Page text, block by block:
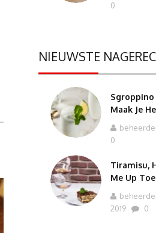
0
NIEUWSTE
Sgroppino
Maak Je
0
Tiramisu,
Me Up
2019
0